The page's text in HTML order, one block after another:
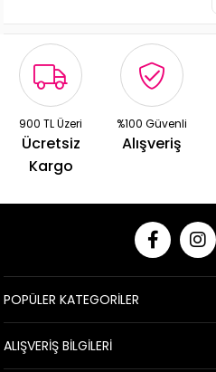
900 TL Üzeri
Ücretsiz
Kargo
%100 Güvenli
Alışveriş
POPÜLER KATEGORİLER
ALIŞVERİŞ BİLGİLERİ